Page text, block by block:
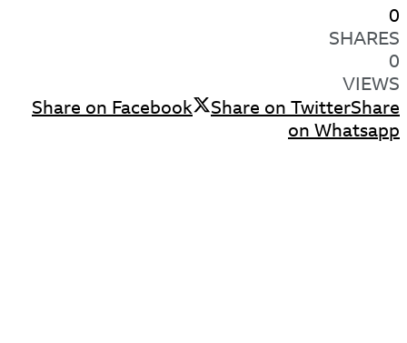
0
SHARES
0
VIEWS
Share on Facebook
Share on TwitterShare
on Whatsapp